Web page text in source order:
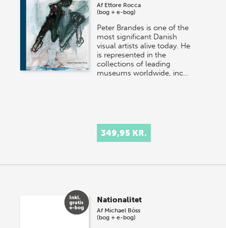
Af Ettore Rocca
(bog + e-bog)
Peter Brandes is one of the
most significant Danish
visual artists alive today. He
is represented in the
collections of leading
museums worldwide, inc…
349,95 KR.
Nationalitet
Af Michael Böss
(bog + e-bog)